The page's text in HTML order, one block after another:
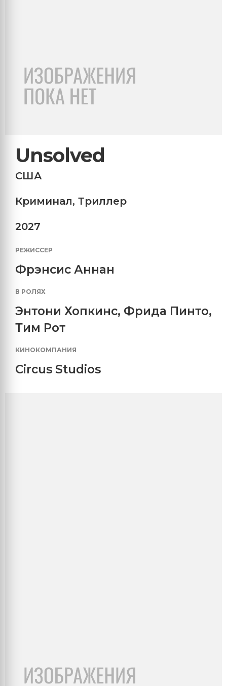
Unsolved
США
Криминал, Триллер
2027
РЕЖИССЕР
Фрэнсис Аннан
В РОЛЯХ
Энтони Хопкинс, Фрида Пинто,
Тим Рот
КИНОКОМПАНИЯ
Circus Studios